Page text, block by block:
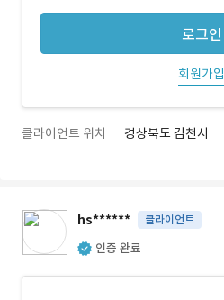
로그인
회원가입
클라이언트 위치 경상북도 김천시
hs****** 클라이언트
인증 완료